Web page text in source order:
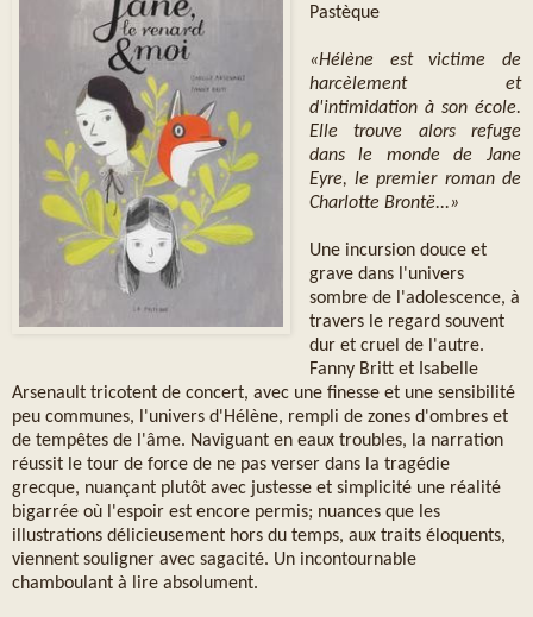
Pastèque
«Hélène est victime de
harcèlement et
d'intimidation à son école.
Elle trouve alors refuge
dans le monde de Jane
Eyre, le premier roman de
Charlotte Brontë...»
Une incursion douce et
grave dans l'univers
sombre de l'adolescence, à
travers le regard souvent
dur et cruel de l'autre.
Fanny Britt et Isabelle
Arsenault tricotent de concert, avec une finesse et une sensibilité
peu communes, l'univers d'Hélène, rempli de zones d'ombres et
de tempêtes de l'âme. Naviguant en eaux troubles, la narration
réussit le tour de force de ne pas verser dans la tragédie
grecque, nuançant plutôt avec justesse et simplicité une réalité
bigarrée où l'espoir est encore permis; nuances que les
illustrations délicieusement hors du temps, aux traits éloquents,
viennent souligner avec sagacité. Un incontournable
chamboulant à lire absolument.